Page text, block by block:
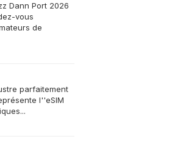
Dann Port 2026
vous
de
parfaitement
l''eSIM